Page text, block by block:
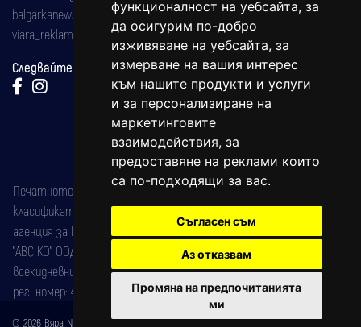
функционалност на уебсайта, за
да осигурим по-добро
изживяване на уебсайта, за
измерване на вашия интерес
към нашите продукти и услуги
и за персонализиране на
маркетинговите
взаимодействия, за
предоставяне на реклами които
са по-подходящи за вас.
Съгласен съм
Аз отказвам
Промяна на предпочитанията
ми
balgarkanews@gmail.com
viara_reklama@mail.bg
Следвайте ни:
Печатното издание на вестника е регистрирано в националния
класификатор на печатните издания (Българска национална
агенция за ISSN) под номер: ISSN 1312-4722.
"АВС КО" ООД е притежател на марката: Вяра информационен
всекидневник на югозападна България, със свидетелство за марка
рег. номер: 47857/11.05.2004 година.
© 2026 Вяра News Всички права запазени!